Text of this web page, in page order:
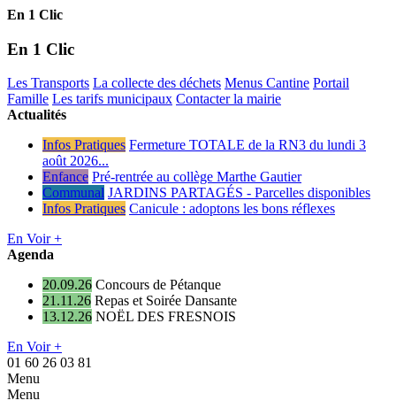
En 1 Clic
En 1 Clic
Les Transports La collecte des déchets Menus Cantine Portail
Famille Les tarifs municipaux Contacter la mairie
Actualités
Infos Pratiques Fermeture TOTALE de la RN3 du lundi 3
août 2026...
Enfance Pré-rentrée au collège Marthe Gautier
Communal JARDINS PARTAGÉS - Parcelles disponibles
Infos Pratiques Canicule : adoptons les bons réflexes
En Voir +
Agenda
20.09.26 Concours de Pétanque
21.11.26 Repas et Soirée Dansante
13.12.26 NOËL DES FRESNOIS
En Voir +
01 60 26 03 81
Menu
Menu